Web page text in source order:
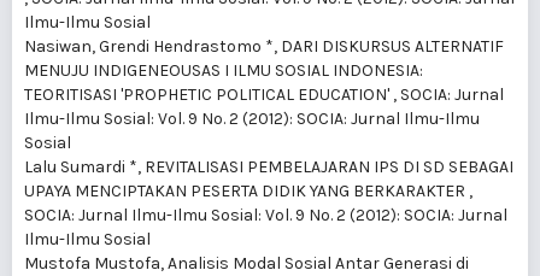
Ilmu-Ilmu Sosial
Nasiwan, Grendi Hendrastomo *, DARI DISKURSUS ALTERNATIF
MENUJU INDIGENEOUSAS I ILMU SOSIAL INDONESIA:
TEORITISASI 'PROPHETIC POLITICAL EDUCATION' , SOCIA: Jurnal
Ilmu-Ilmu Sosial: Vol. 9 No. 2 (2012): SOCIA: Jurnal Ilmu-Ilmu
Sosial
Lalu Sumardi *, REVITALISASI PEMBELAJARAN IPS DI SD SEBAGAI
UPAYA MENCIPTAKAN PESERTA DIDIK YANG BERKARAKTER ,
SOCIA: Jurnal Ilmu-Ilmu Sosial: Vol. 9 No. 2 (2012): SOCIA: Jurnal
Ilmu-Ilmu Sosial
Mustofa Mustofa,Analisis Modal Sosial Antar Generasi di